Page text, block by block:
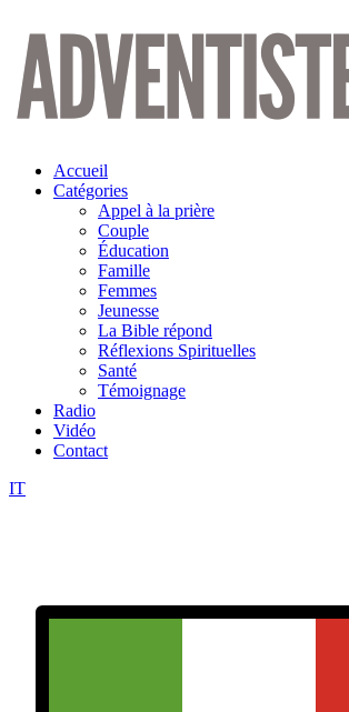
Aller
contenu
Accueil
Catégories
Appel à la prière
Couple
Éducation
Famille
Femmes
Jeunesse
La Bible répond
Réflexions Spirituelles
Santé
Témoignage
Radio
Vidéo
Contact
IT